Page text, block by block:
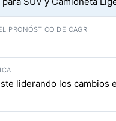
liderando los cambios